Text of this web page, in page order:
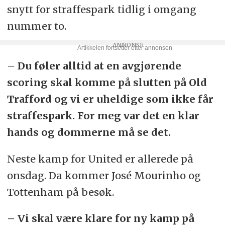
snytt for straffespark tidlig i omgang
nummer to.
– Du føler alltid at en avgjørende
scoring skal komme på slutten på Old
Trafford og vi er uheldige som ikke får
straffespark. For meg var det en klar
hands og dommerne må se det.
Neste kamp for United er allerede på
onsdag. Da kommer José Mourinho og
Tottenham på besøk.
– Vi skal være klare for ny kamp på